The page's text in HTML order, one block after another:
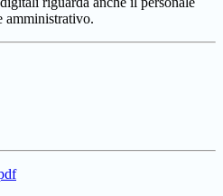
amministrativo.